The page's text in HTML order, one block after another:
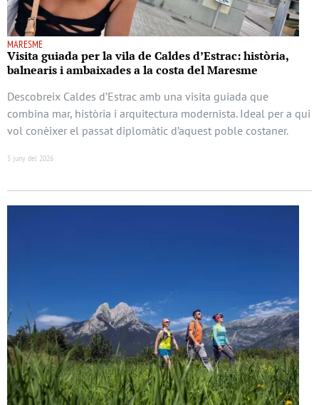
MARESME
Visita guiada per la vila de Caldes d’Estrac: història,
balnearis i ambaixades a la costa del Maresme
Descobreix Caldes d’Estrac amb una visita guiada que
combina mar, història i arquitectura modernista. Ideal per a qui
vol conèixer el passat diplomàtic d’aquest poble costaner.
5 juny del 2026